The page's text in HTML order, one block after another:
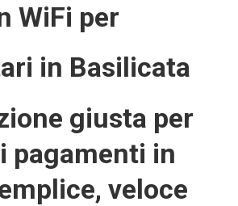
WiFi per
in Basilicata
giusta per
pagamenti in
veloce